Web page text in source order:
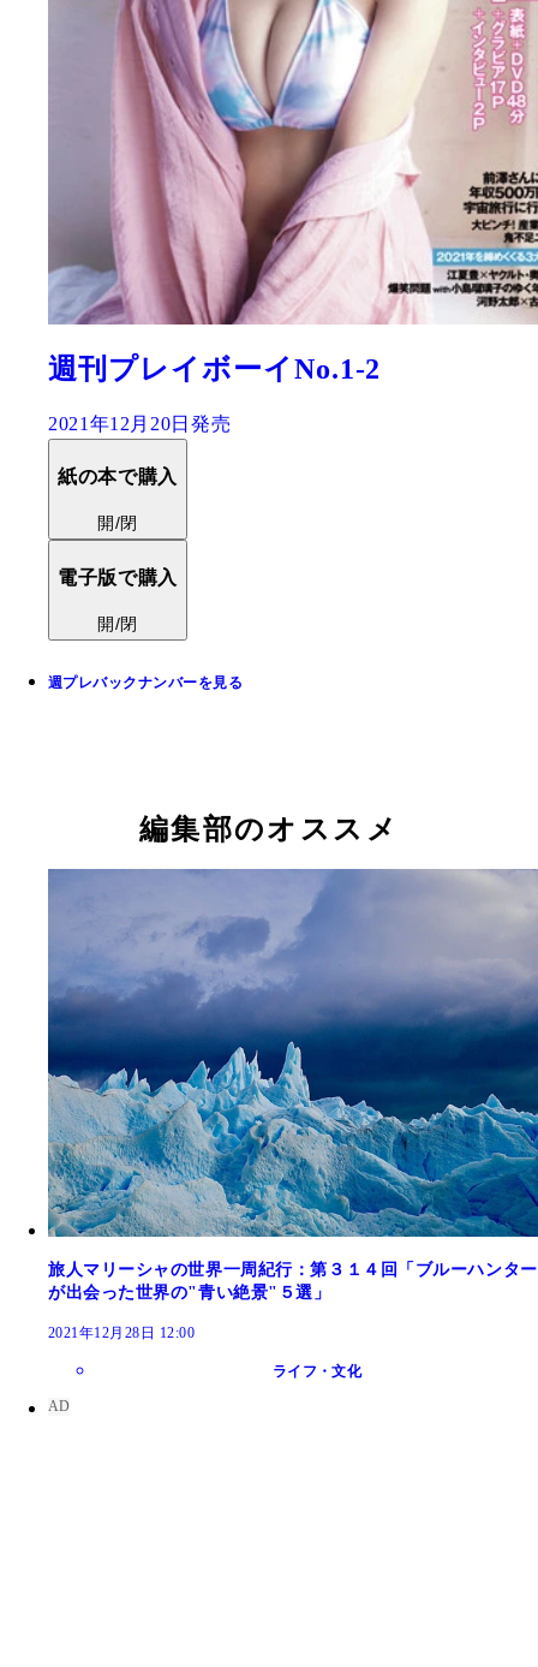
週刊プレイボーイNo.1-2
2021年12月20日発売
紙の本で購入
開/閉
電子版で購入
開/閉
週プレバックナンバーを見る
編集部のオススメ
旅人マリーシャの世界一周紀行：第３１４回「ブルーハンター
が出会った世界の"青い絶景"５選」
2021年12月28日 12:00
ライフ・文化